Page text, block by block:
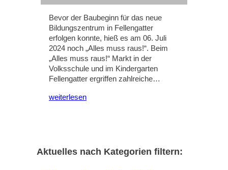
Bevor der Baubeginn für das neue
Bildungszentrum in Fellengatter
erfolgen konnte, hieß es am 06. Juli
2024 noch „Alles muss raus!“. Beim
„Alles muss raus!“ Markt in der
Volksschule und im Kindergarten
Fellengatter ergriffen zahlreiche…
weiterlesen
Aktuelles nach Kategorien filtern: